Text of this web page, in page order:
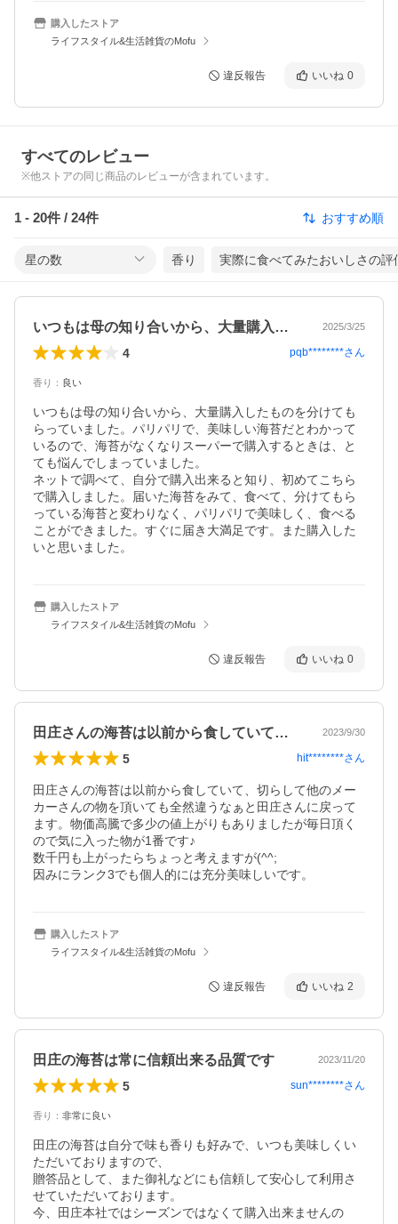
購入したストア
ライフスタイル&生活雑貨のMofu
違反報告 いいね 0
すべてのレビュー
※他ストアの同じ商品のレビューが含まれています。
1 - 20件 / 24件 おすすめ順
星の数 香り 実際に食べてみたおいしさの評
いつもは母の知り合いから、大量購入した… 2025/3/25
4 pqb********さん
香り ： 良い
いつもは母の知り合いから、大量購入したものを分けても
らっていました。パリパリで、美味しい海苔だとわかって
いるので、海苔がなくなりスーパーで購入するときは、と
ても悩んでしまっていました。
ネットで調べて、自分で購入出来ると知り、初めてこちら
で購入しました。届いた海苔をみて、食べて、分けてもら
っている海苔と変わりなく、パリパリで美味しく、食べる
ことができました。すぐに届き大満足です。また購入した
いと思いました。
購入したストア
ライフスタイル&生活雑貨のMofu
違反報告 いいね 0
田庄さんの海苔は以前から食していて、切… 2023/9/30
5 hit********さん
田庄さんの海苔は以前から食していて、切らして他のメー
カーさんの物を頂いても全然違うなぁと田庄さんに戻って
ます。物価高騰で多少の値上がりもありましたが毎日頂く
ので気に入った物が1番です♪
数千円も上がったらちょっと考えますが(^^;
因みにランク3でも個人的には充分美味しいです。
購入したストア
ライフスタイル&生活雑貨のMofu
違反報告 いいね 2
田庄の海苔は常に信頼出来る品質です 2023/11/20
5 sun********さん
香り ： 非常に良い
田庄の海苔は自分で味も香りも好みで、いつも美味しくい
ただいておりますので、
贈答品として、また御礼などにも信頼して安心して利用さ
せていただいております。
今、田庄本社ではシーズンではなくて購入出来ませんの